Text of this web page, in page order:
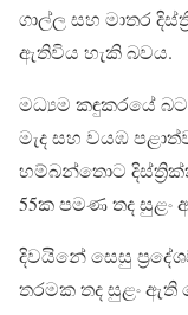
ගාල්ල සහ මාතර
ඇතිවිය හැකි බවය.
මධ්‍යම කඳුකරයේ
මැද සහ වයඹ
හම්බන්තොට
55ක පමණ තද සුළං
දිවයිනේ සෙසු
තරමක තද සුළං ඇති